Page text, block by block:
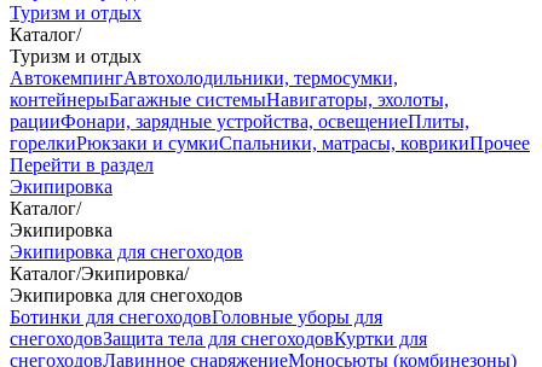
Туризм и отдых
Каталог/
Туризм и отдых
АвтокемпингАвтохолодильники, термосумки,
контейнерыБагажные системыНавигаторы, эхолоты,
рацииФонари, зарядные устройства, освещениеПлиты,
горелкиРюкзаки и сумкиСпальники, матрасы, коврикиПрочее
Перейти в раздел
Экипировка
Каталог/
Экипировка
Экипировка для снегоходов
Каталог/Экипировка/
Экипировка для снегоходов
Ботинки для снегоходовГоловные уборы для
снегоходовЗащита тела для снегоходовКуртки для
снегоходовЛавинное снаряжениеМоносьюты (комбинезоны)